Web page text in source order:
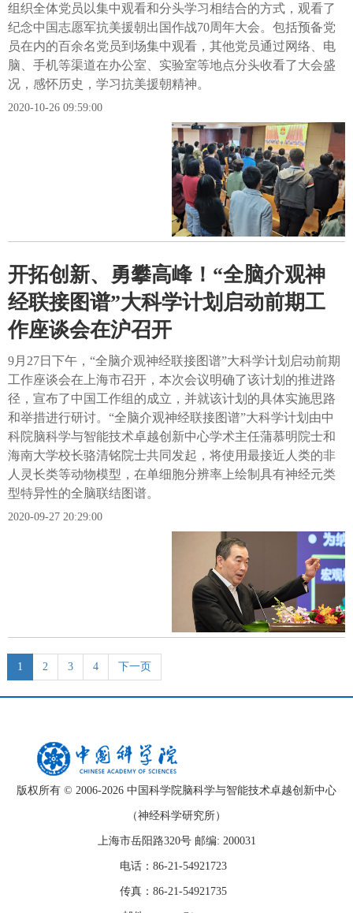
组织全体党员以集中观看和分头学习相结合的方式，观看了
纪念中国志愿军抗美援朝出国作战70周年大会。包括预备党
员在内的百余名党员到场集中观看，其他党员通过网络、电
脑、手机等渠道在办公室、实验室等地点分头收看了大会盛
况，感怀历史，学习抗美援朝精神。
2020-10-26 09:59:00
开拓创新、勇攀高峰！“全脑介观神
经联接图谱”大科学计划启动前期工
作座谈会在沪召开
9月27日下午，“全脑介观神经联接图谱”大科学计划启动前期
工作座谈会在上海市召开，本次会议明确了该计划的推进路
径，宣布了中国工作组的成立，并就该计划的具体实施思路
和举措进行研讨。“全脑介观神经联接图谱”大科学计划由中
科院脑科学与智能技术卓越创新中心学术主任蒲慕明院士和
海南大学校长骆清铭院士共同发起，将使用最接近人类的非
人灵长类等动物模型，在单细胞分辨率上绘制具有神经元类
型特异性的全脑联结图谱。
2020-09-27 20:29:00
1 2 3 4 下一页
版权所有 © 2006-2026 中国科学院脑科学与智能技术卓越创新中心
（神经科学研究所）
上海市岳阳路320号 邮编: 200031
电话：86-21-54921723
传真：86-21-54921735